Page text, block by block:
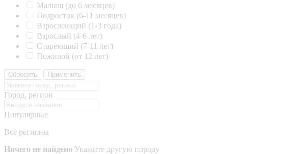
Малыш (до 6 месяцев)
Подросток (6-11 месяцев)
Взрослеющий (1-3 года)
Взрослый (4-6 лет)
Стареющий (7-11 лет)
Пожилой (от 12 лет)
Сбросить Применить
Город, регион
Популярные
Все регионы
Ничего не найдено Укажите другую породу